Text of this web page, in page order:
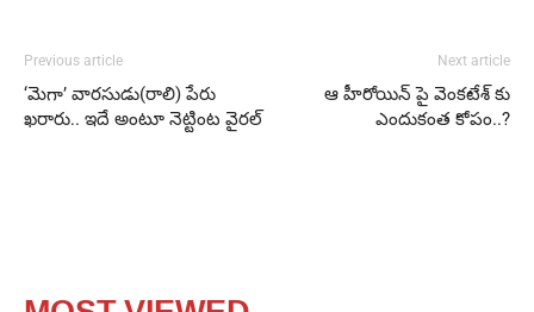
Previous article
‘మెగా’ వారసుడు(రాలి) పేరు
ఖరారు.. ఇదే అంటూ నెట్టింట వైరల్
Next article
ఆ హీరోయిన్ పై వెంకటేశ్ కు
ఎందుకంత కోపం..?